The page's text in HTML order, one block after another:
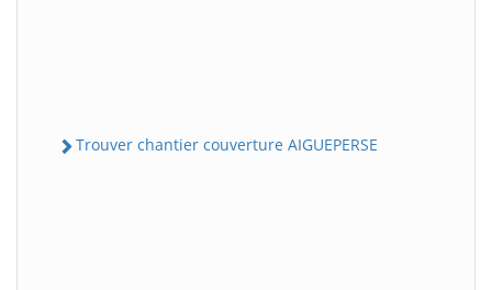
Trouver chantier couverture AIGUEPERSE